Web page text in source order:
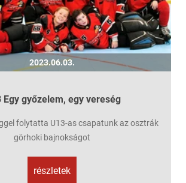
2023.06.03.
Egy győzelem, egy vereség
folytatta U13-as csapatunk az osztrák
görhoki bajnokságot
részletek